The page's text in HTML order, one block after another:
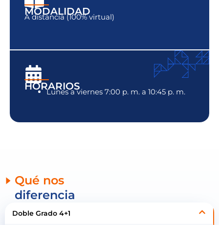
MODALIDAD
A distancia (100% virtual)
HORARIOS
Lunes a viernes 7:00 p. m. a 10:45 p. m.
Qué nos
diferencia
Doble Grado 4+1